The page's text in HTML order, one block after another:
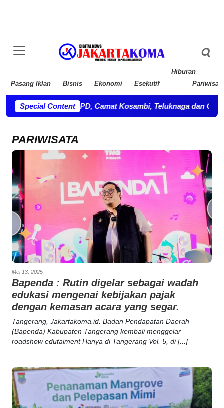
Pasang Iklan Bisnis Ekonomi Esekutif
Hiburan
Pariwisata
Special Content
kepala OPD, Camat Kosambi, Teluknaga dan Camat
PARIWISATA
Mei 13, 2025
Bapenda : Rutin digelar sebagai wadah
edukasi mengenai kebijakan pajak
dengan kemasan acara yang segar.
Tangerang, Jakartakoma.id. Badan Pendapatan Daerah
(Bapenda) Kabupaten Tangerang kembali menggelar
roadshow edutaiment Hanya di Tangerang Vol. 5, di [...]